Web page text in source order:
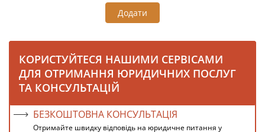
Додати
КОРИСТУЙТЕСЯ НАШИМИ СЕРВІСАМИ
ДЛЯ ОТРИМАННЯ ЮРИДИЧНИХ ПОСЛУГ
ТА КОНСУЛЬТАЦІЙ
БЕЗКОШТОВНА КОНСУЛЬТАЦІЯ
Отримайте швидку відповідь на юридичне питання у